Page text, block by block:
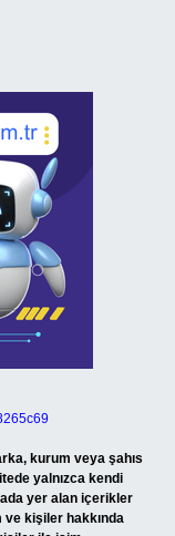
kurum veya şahıs
yalnızca kendi
yer alan içerikler
ve kişiler hakkında